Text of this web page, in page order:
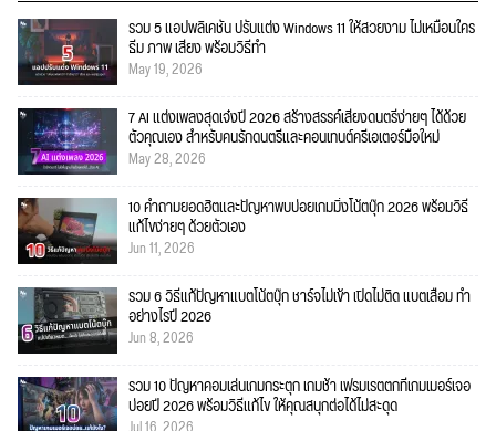
รวม 5 แอปพลิเคชัน ปรับแต่ง Windows 11 ให้สวยงาม ไม่เหมือนใคร
ธีม ภาพ เสียง พร้อมวิธีทำ
May 19, 2026
7 AI แต่งเพลงสุดเจ๋งปี 2026 สร้างสรรค์เสียงดนตรีง่ายๆ ได้ด้วย
ตัวคุณเอง สำหรับคนรักดนตรีและคอนเทนต์ครีเอเตอร์มือใหม่
May 28, 2026
10 คำถามยอดฮิตและปัญหาพบบ่อยเกมมิ่งโน้ตบุ๊ก 2026 พร้อมวิธี
แก้ไขง่ายๆ ด้วยตัวเอง
Jun 11, 2026
รวม 6 วิธีแก้ปัญหาแบตโน้ตบุ๊ก ชาร์จไม่เข้า เปิดไม่ติด แบตเสื่อม ทำ
อย่างไรปี 2026
Jun 8, 2026
รวม 10 ปัญหาคอมเล่นเกมกระตุก เกมช้า เฟรมเรตตกที่เกมเมอร์เจอ
บ่อยปี 2026 พร้อมวิธีแก้ไข ให้คุณสนุกต่อได้ไม่สะดุด